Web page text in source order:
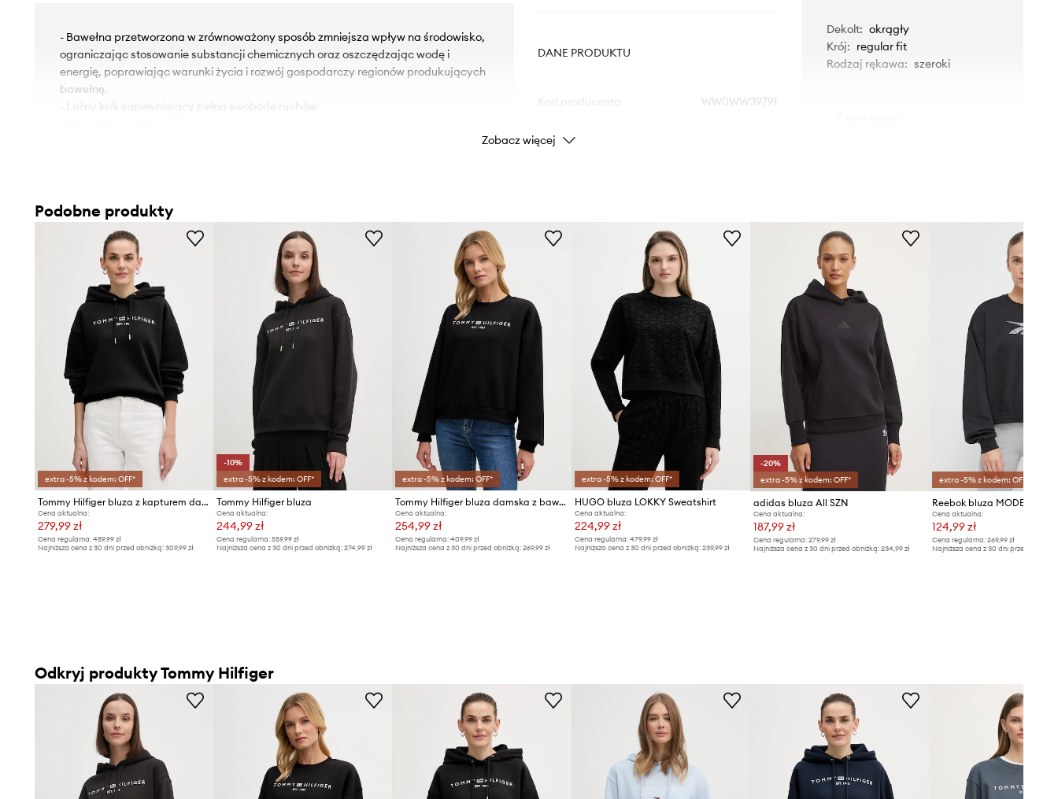
- Bawełna przetworzona w zrównoważony sposób zmniejsza wpływ na środowisko,
ograniczając stosowanie substancji chemicznych oraz oszczędzając wodę i
energię, poprawiając warunki życia i rozwój gospodarczy regionów produkujących
bawełnę.
- Luźny krój zapewniający pełną swobodę ruchów.
- Długość rękawa(mierzona od dekoltu): 76 cm.
- Długość: 61 cm.
- Szerokość pod pachami: 54 cm.
- Wymiary podane dla rozmiaru: S.
DANE PRODUKTU
WW0WW39791
Kolor
Producent
Dekolt: okrągły
Krój: regular fit
Rodzaj rękawa: szeroki
Zobacz więcej
Podobne produkty
extra -5% z kodem: OFF*
Tommy Hilfiger bluza z kapturem damska z bawełną
Cena aktualna:
279,99 zł
Cena regularna: 489,99 zł
Najniższa cena z 30 dni przed obniżką: 309,99 zł
-10%
extra -5% z kodem: OFF*
Tommy Hilfiger bluza
Cena aktualna:
244,99 zł
Cena regularna:559,99 zł
Najniższa cena z 30 dni przed obniżką:274,99 zł
extra -5% z kodem: OFF*
Tommy Hilfiger bluza damska z bawełną
Cena aktualna:
254,99 zł
Cena regularna: 409,99 zł
Najniższa cena z 30 dni przed obniżką: 269,99 zł
extra -5% z kodem: OFF*
HUGO bluza LOKKY Sweatshirt
Cena aktualna:
224,99 zł
Cena regularna: 479,99 zł
Najniższa cena z 30 dni przed obniżką: 239,99 zł
-20%
extra -5% z kodem: OFF*
adidas bluza All SZN
Cena aktualna:
187,99 zł
Cena regularna:279,99 zł
Najniższa cena z 30 dni przed obniżką:234,99 zł
extra -5% z kodem: OFF*
Reebok bluza MODERN
Cena aktualna:
124,99 zł
Cena regularna: 269,99 zł
Najniższa cena z 30 dni przed obniżką:
Odkryj produkty Tommy Hilfiger